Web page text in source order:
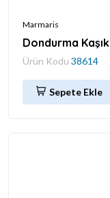
Marmaris
Dondurma Kaşık
Ürün Kodu 38614
Sepete Ekle